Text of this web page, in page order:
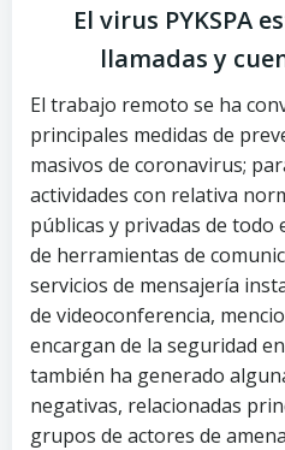
El virus PYKSPA
llamadas y
El trabajo remoto se ha
principales medidas de
masivos de coronavirus;
actividades con relativa
públicas y privadas de
de herramientas de
servicios de mensajería
de videoconferencia,
encargan de la seguridad
también ha generado
negativas, relacionadas
grupos de actores de